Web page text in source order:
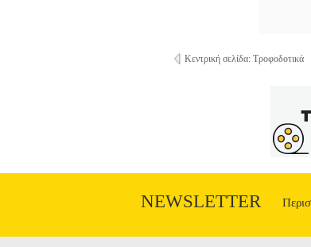
Κεντρική σελίδα: Τροφοδοτικά
NEWSLETTER